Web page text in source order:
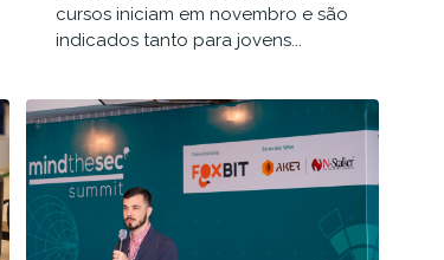
cursos iniciam em novembro e são
indicados tanto para jovens...